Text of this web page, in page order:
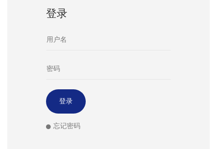
登录
忘记密码